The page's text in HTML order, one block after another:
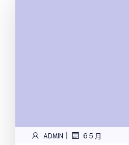
ADMIN | 6 5 月